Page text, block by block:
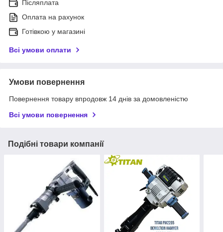
Післяплата
Оплата на рахунок
Готівкою у магазині
Всі умови оплати
Умови повернення
Повернення товару впродовж 14 днів за домовленістю
Всі умови повернення
Подібні товари компанії